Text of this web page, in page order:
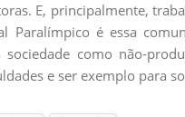
E, principalmente,
Paralímpico é essa
sociedade como não-
e ser exemplo para